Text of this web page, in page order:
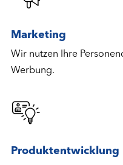
Marketing
Wir nutzen Ihre
Werbung.
Produktentwicklung